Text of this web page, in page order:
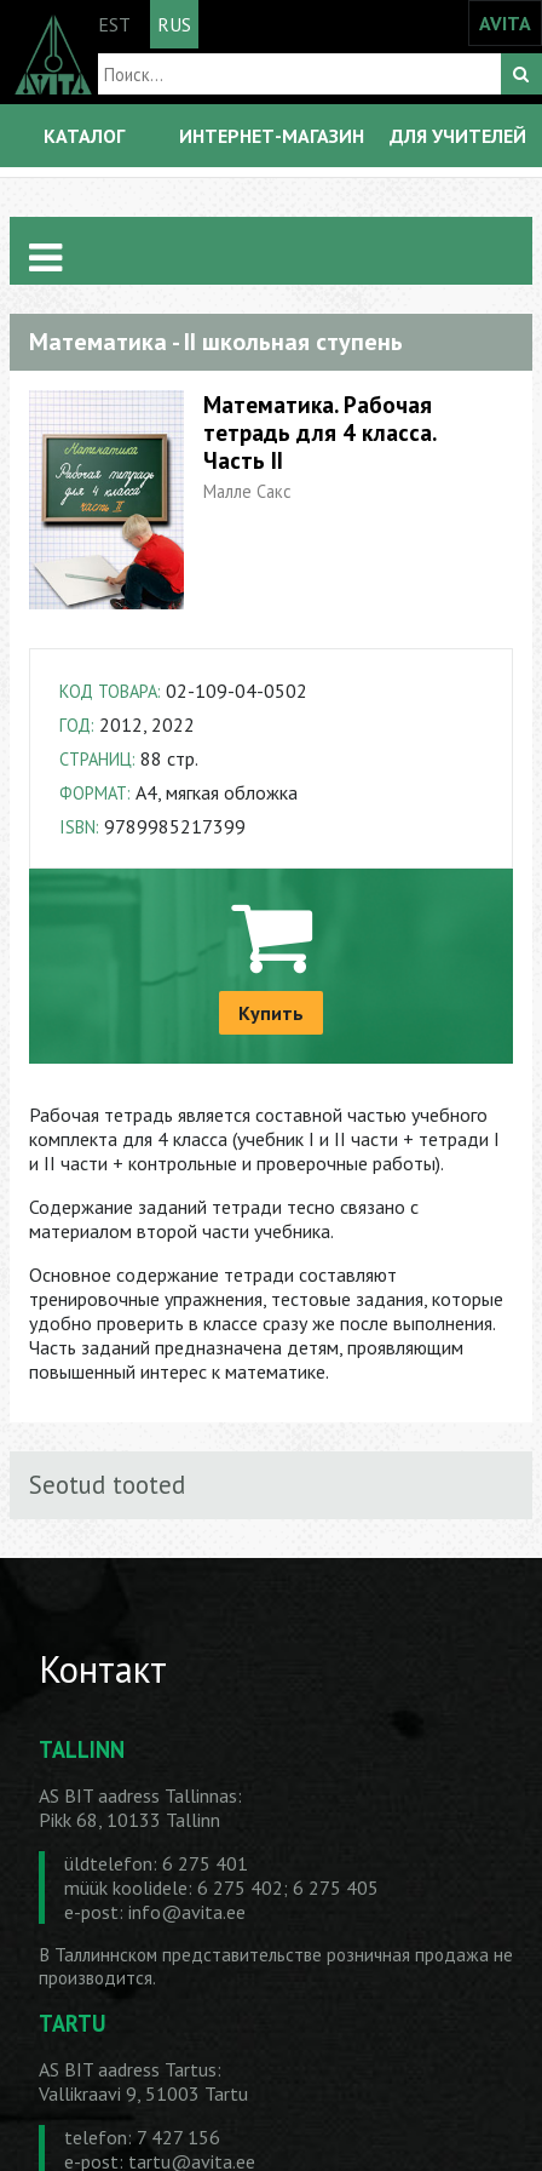
EST RUS AVITA
КАТАЛОГ ИНТЕРНЕТ-МАГАЗИН ДЛЯ УЧИТЕЛЕЙ
Математика - II школьная ступень
Математика. Рабочая
тетрадь для 4 класса.
Часть II
Малле Сакс
КОД ТОВАРА: 02-109-04-0502
ГОД: 2012, 2022
СТРАНИЦ: 88 стр.
ФОРМАТ: A4, мягкая обложка
ISBN: 9789985217399
Купить
Рабочая тетрадь является составной частью учебного
комплекта для 4 класса (учебник I и II части + тетради I
и II части + контрольные и проверочные работы).
Содержание заданий тетради тесно связано с
материалом второй части учебника.
Основное содержание тетради составляют
тренировочные упражнения, тестовые задания, которые
удобно проверить в классе сразу же после выполнения.
Часть заданий предназначена детям, проявляющим
повышенный интерес к математике.
Seotud tooted
Контакт
TALLINN
AS BIT aadress Tallinnas:
Pikk 68, 10133 Tallinn
üldtelefon: 6 275 401
müük koolidele: 6 275 402; 6 275 405
e-post: info@avita.ee
В Таллиннском представительстве розничная продажа не
производится.
TARTU
AS BIT aadress Tartus:
Vallikraavi 9, 51003 Tartu
telefon: 7 427 156
e-post: tartu@avita.ee